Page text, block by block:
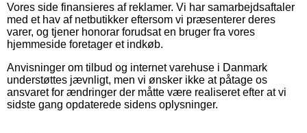
Vores side finansieres af reklamer. Vi har samarbejdsaftaler
med et hav af netbutikker eftersom vi præsenterer deres
varer, og tjener honorar forudsat en bruger fra vores
hjemmeside foretager et indkøb.
Anvisninger om tilbud og internet varehuse i Danmark
understøttes jævnligt, men vi ønsker ikke at påtage os
ansvaret for ændringer der måtte være realiseret efter at vi
sidste gang opdaterede sidens oplysninger.